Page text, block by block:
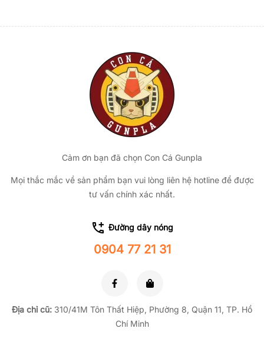
Cảm ơn bạn đã chọn Con Cá Gunpla
Mọi thắc mắc về sản phẩm bạn vui lòng liên hệ hotline để được
tư vấn chính xác nhất.
Đường dây nóng
0904 77 21 31
Địa chỉ cũ: 310/41M Tôn Thất Hiệp, Phường 8, Quận 11, TP. Hồ
Chí Minh